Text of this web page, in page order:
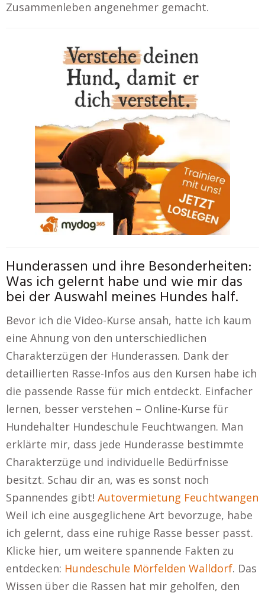
Zusammenleben angenehmer gemacht.
Hunderassen und ihre Besonderheiten:
Was ich gelernt habe und wie mir das
bei der Auswahl meines Hundes half.
Bevor ich die Video-Kurse ansah, hatte ich kaum
eine Ahnung von den unterschiedlichen
Charakterzügen der Hunderassen. Dank der
detaillierten Rasse-Infos aus den Kursen habe ich
die passende Rasse für mich entdeckt. Einfacher
lernen, besser verstehen – Online-Kurse für
Hundehalter Hundeschule Feuchtwangen. Man
erklärte mir, dass jede Hunderasse bestimmte
Charakterzüge und individuelle Bedürfnisse
besitzt. Schau dir an, was es sonst noch
Spannendes gibt! Autovermietung Feuchtwangen
Weil ich eine ausgeglichene Art bevorzuge, habe
ich gelernt, dass eine ruhige Rasse besser passt.
Klicke hier, um weitere spannende Fakten zu
entdecken: Hundeschule Mörfelden Walldorf. Das
Wissen über die Rassen hat mir geholfen, den